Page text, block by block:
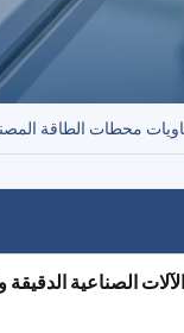
محطات الطاقة
الصناعية الدقيقة